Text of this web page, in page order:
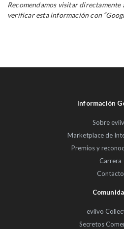
Recomendamos visitar directamente
verificar esta información con
Información
Sobre
Marketplace de
Premios y
Carrera
Contacto
eviivo
Secretos